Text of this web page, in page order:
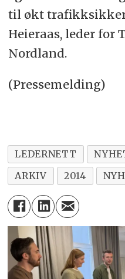
til økt
Heieraas, leder for
Nordland.
(Pressemelding)
LEDERNETT
ARKIV
2014